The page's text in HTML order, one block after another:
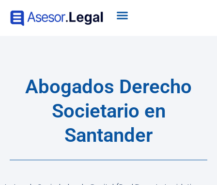
Abogados Derecho
Societario en
Santander